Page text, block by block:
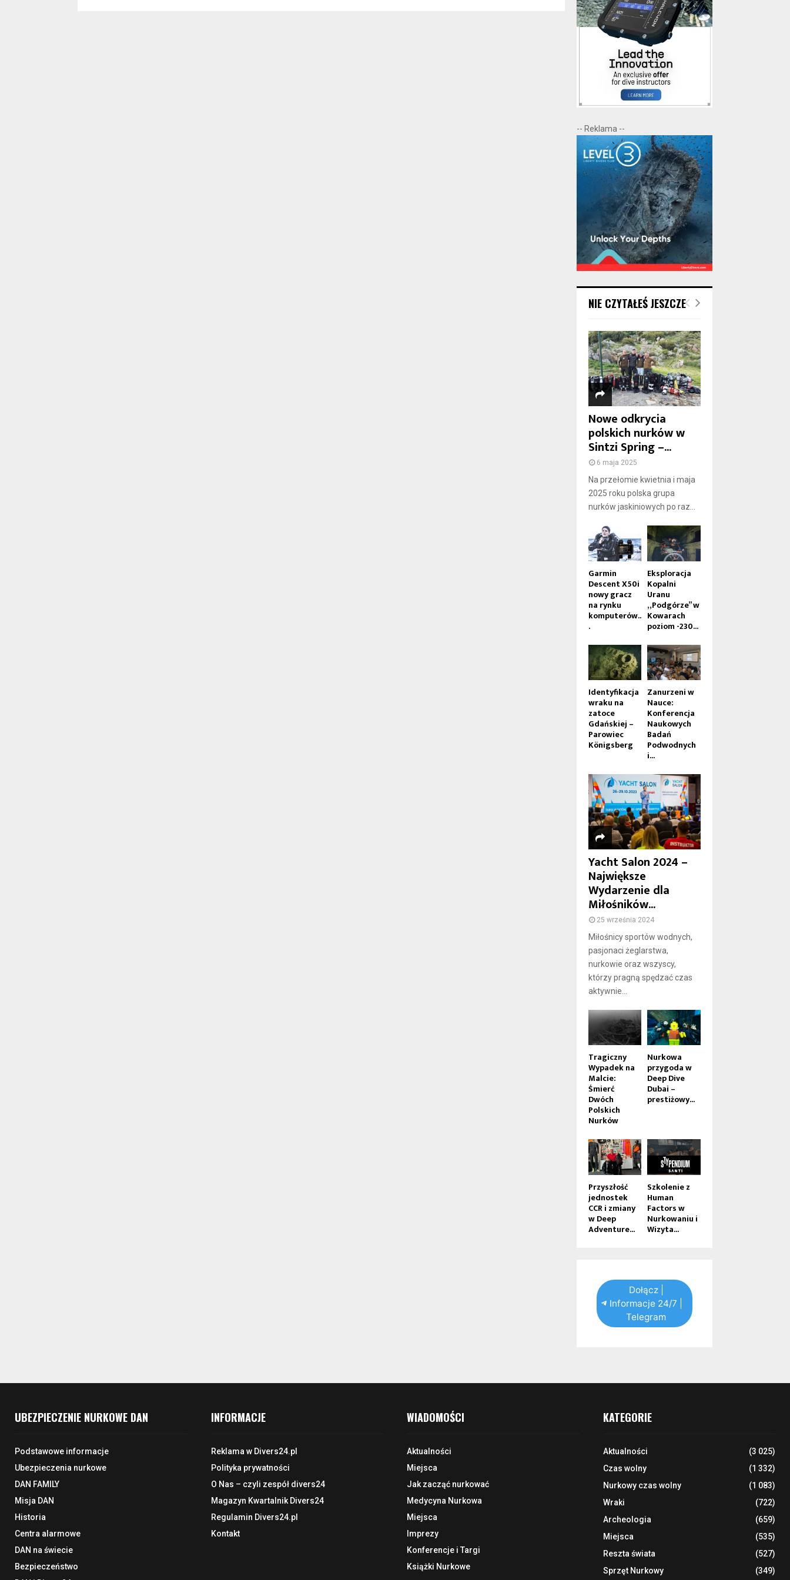
-- Reklama --
NIE CZYTAŁEŚ JESZCZE
Nowe odkrycia
polskich nurków w
Sintzi Spring –...
6 maja 2025
Na przełomie kwietnia i maja
2025 roku polska grupa
nurków jaskiniowych po raz...
Garmin
Descent X50i
nowy gracz
na rynku
komputerów..
.
Eksploracja
Kopalni
Uranu
„Podgórze” w
Kowarach
poziom -230...
Identyfikacja
wraku na
zatoce
Gdańskiej –
Parowiec
Königsberg
Zanurzeni w
Nauce:
Konferencja
Naukowych
Badań
Podwodnych
i...
Yacht Salon 2024 –
Największe
Wydarzenie dla
Miłośników...
25 września 2024
Miłośnicy sportów wodnych,
pasjonaci żeglarstwa,
nurkowie oraz wszyscy,
którzy pragną spędzać czas
aktywnie...
Tragiczny
Wypadek na
Malcie:
Śmierć
Dwóch
Polskich
Nurków
Nurkowa
przygoda w
Deep Dive
Dubai –
prestiżowy...
Przyszłość
jednostek
CCR i zmiany
w Deep
Adventure...
Szkolenie z
Human
Factors w
Nurkowaniu i
Wizyta...
Dołącz |
Informacje 24/7 |
Telegram
UBEZPIECZENIE NURKOWE DAN
Podstawowe informacje
Ubezpieczenia nurkowe
DAN FAMILY
Misja DAN
Historia
Centra alarmowe
DAN na świecie
Bezpieczeństwo
INFORMACJE
Reklama w Divers24.pl
Polityka prywatności
O Nas – czyli zespół divers24
Magazyn Kwartalnik Divers24
Regulamin Divers24.pl
Kontakt
WIADOMOŚCI
Aktualności
Miejsca
Jak zacząć nurkować
Medycyna Nurkowa
Miejsca
Imprezy
Konferencje i Targi
Książki Nurkowe
KATEGORIE
Aktualności
(3 025)
Czas wolny
(1 332)
Nurkowy czas wolny
(1 083)
Wraki
(722)
Archeologia
(659)
Miejsca
(535)
Reszta świata
(527)
Sprzęt Nurkowy
(349)